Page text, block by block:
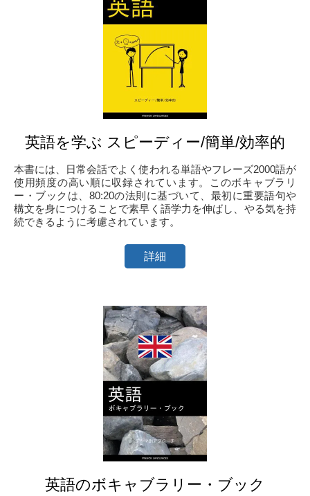
英語を学ぶ スピーディー/簡単/効率的
本書には、日常会話でよく使われる単語やフレーズ2000語が
使用頻度の高い順に収録されています。このボキャブラリ
ー・ブックは、80:20の法則に基づいて、最初に重要語句や
構文を身につけることで素早く語学力を伸ばし、やる気を持
続できるように考慮されています。
詳細
英語のボキャブラリー・ブック